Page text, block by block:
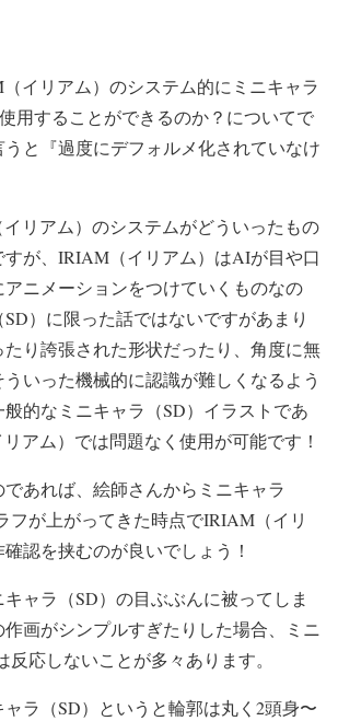
イリアム）のシステム的にミニキャラ
使用することができるのか？についてで
と『過度にデフォルメ化されていなけ
リアム）のシステムがどういったもの
が、IRIAM（イリアム）はAIが目や口
ニメーションをつけていくものなの
SD）に限った話ではないですがあまり
り誇張された形状だったり、角度に無
いった機械的に認識が難しくなるよう
般的な ミニキャラ（SD）イラストであ
アム）では問題なく使用が可能です！
あれば、絵師さんからミニキャラ
フが上がってきた時点でIRIAM（イリ
認を挟むのが良いでしょう！
ャラ（SD）の目ぶぶんに被ってしま
画がシンプルすぎたりした場合、ミニ
反応しないことが多々あります。
ラ（SD）というと輪郭は丸く2頭身〜